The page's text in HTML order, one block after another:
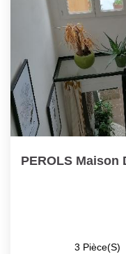
3 Pièce(s)